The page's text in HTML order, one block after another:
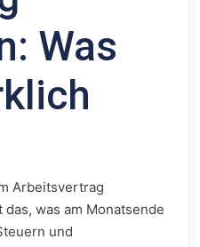
Was
Arbeitsvertrag
was am Monatsende
und